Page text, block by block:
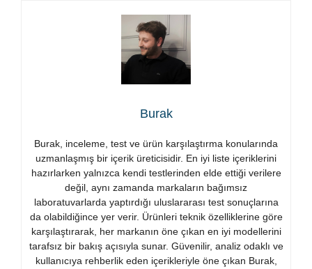
Burak
Burak, inceleme, test ve ürün karşılaştırma konularında
uzmanlaşmış bir içerik üreticisidir. En iyi liste içeriklerini
hazırlarken yalnızca kendi testlerinden elde ettiği verilere
değil, aynı zamanda markaların bağımsız
laboratuvarlarda yaptırdığı uluslararası test sonuçlarına
da olabildiğince yer verir. Ürünleri teknik özelliklerine göre
karşılaştırarak, her markanın öne çıkan en iyi modellerini
tarafsız bir bakış açısıyla sunar. Güvenilir, analiz odaklı ve
kullanıcıya rehberlik eden içerikleriyle öne çıkan Burak,